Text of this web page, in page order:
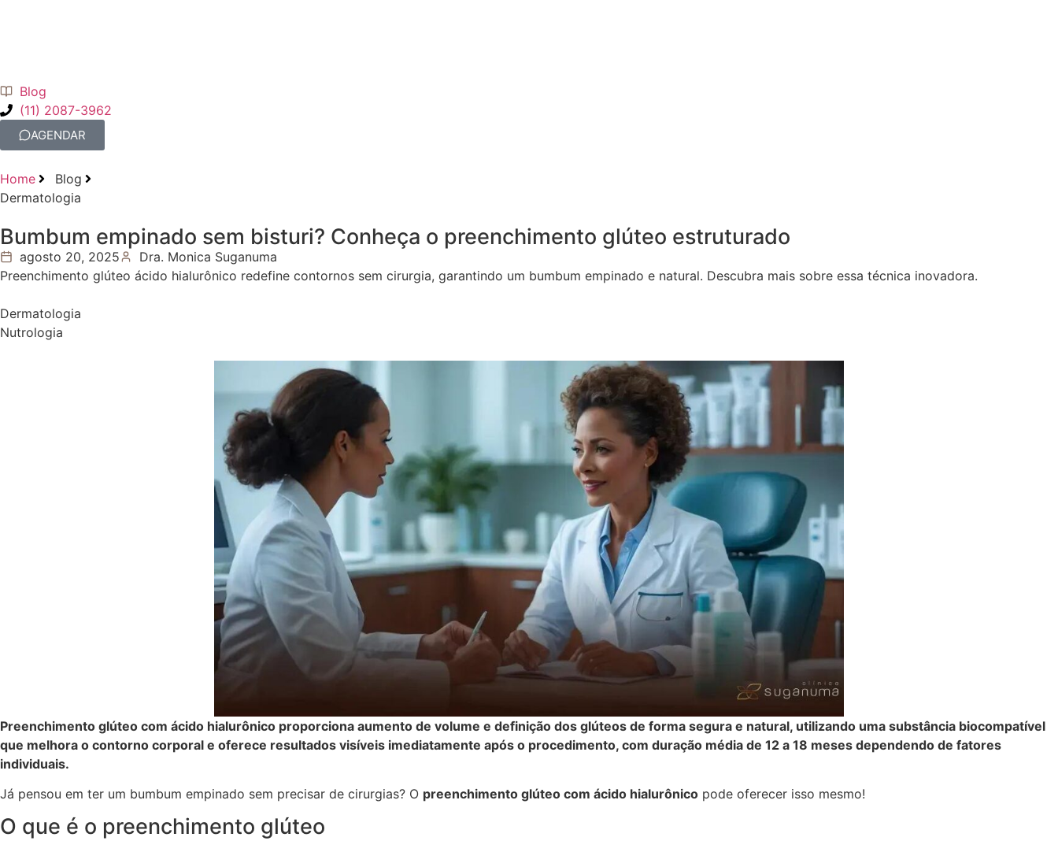
Blog
(11) 2087-3962
AGENDAR
Home
Blog
Dermatologia
Bumbum empinado sem bisturi? Conheça o preenchimento glúteo estruturado
agosto 20, 2025
Dra. Monica Suganuma
Preenchimento glúteo ácido hialurônico redefine contornos sem cirurgia, garantindo um bumbum empinado e natural. Descubra mais sobre essa técnica inovadora.
Dermatologia
Nutrologia
Preenchimento glúteo com ácido hialurônico proporciona aumento de volume e definição dos glúteos de forma segura e natural, utilizando uma substância biocompatível
que melhora o contorno corporal e oferece resultados visíveis imediatamente após o procedimento, com duração média de 12 a 18 meses dependendo de fatores
individuais.
Já pensou em ter um bumbum empinado sem precisar de cirurgias? O preenchimento glúteo com ácido hialurônico pode oferecer isso mesmo!
O que é o preenchimento glúteo